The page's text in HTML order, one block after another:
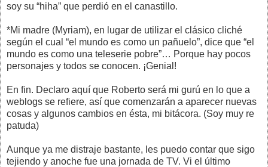
soy su “hiha” que perdió en el canastillo.
*Mi madre (Myriam), en lugar de utilizar el clásico cliché
según el cual “el mundo es como un pañuelo”, dice que “el
mundo es como una teleserie pobre”… Porque hay pocos
personajes y todos se conocen. ¡Genial!
En fin. Declaro aquí que Roberto será mi gurú en lo que a
weblogs se refiere, así que comenzarán a aparecer nuevas
cosas y algunos cambios en ésta, mi bitácora. (Soy muy re
patuda)
Aunque ya me distraje bastante, les puedo contar que sigo
tejiendo y anoche fue una jornada de TV. Vi el último